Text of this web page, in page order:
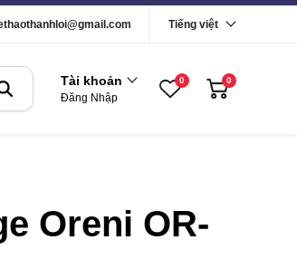
Tiếng việt
Tài khoản
Đăng Nhập
0 0
Oreni OR-